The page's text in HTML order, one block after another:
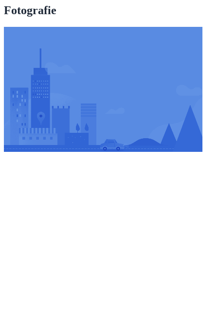
Fotografie